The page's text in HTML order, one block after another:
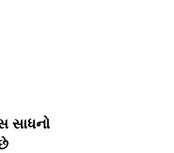
સાધનો